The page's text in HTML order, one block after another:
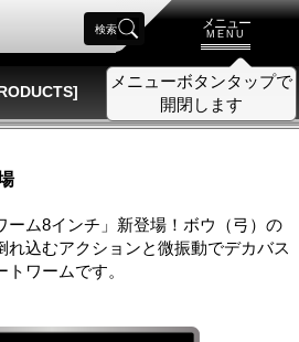
メニュー
MENU
メニューボタンタップで
開閉します
検索
ーム8インチ」新登場！ボウ（弓）の
れ込むアクションと微振動でデカバス
ワームです。